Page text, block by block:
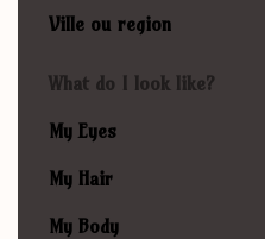
Ville ou region
What do I look like?
My Eyes
My Hair
My Body